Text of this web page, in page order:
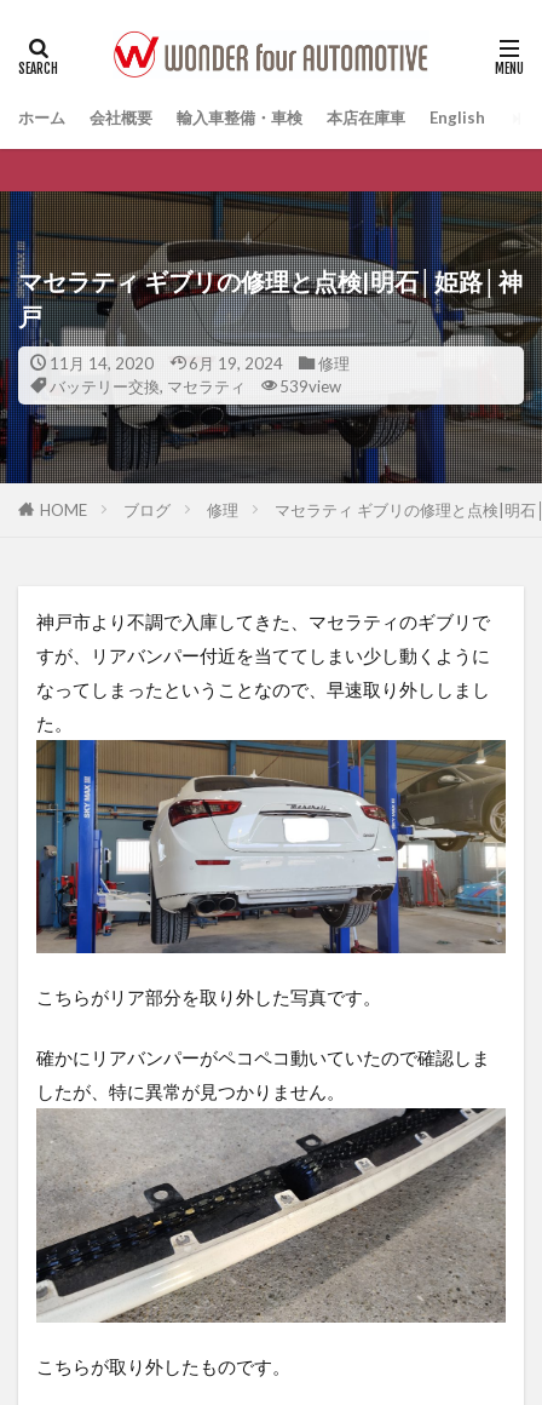
ホーム 会社概要 輸入車整備・車検 本店在庫車 English
マセラティ ギブリの修理と点検|明石│姫路│神
戸
11月 14, 2020 6月 19, 2024
修理
バッテリー交換, マセラティ 539view
HOME ブログ 修理 マセラティ ギブリの修理と点検|明
神戸市より不調で入庫してきた、マセラティのギブリで
すが、リアバンパー付近を当ててしまい少し動くように
なってしまったということなので、早速取り外ししまし
た。
こちらがリア部分を取り外した写真です。
確かにリアバンパーがペコペコ動いていたので確認しま
したが、特に異常が見つかりません。
こちらが取り外したものです。